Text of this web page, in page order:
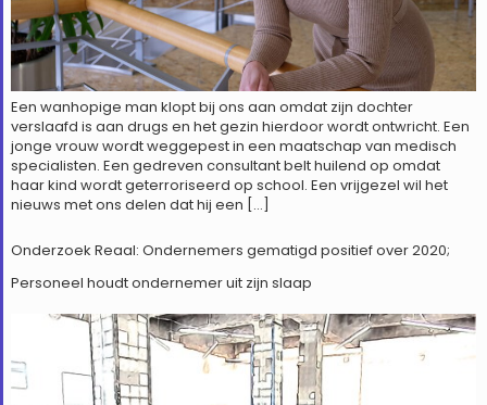
Een wanhopige man klopt bij ons aan omdat zijn dochter
verslaafd is aan drugs en het gezin hierdoor wordt ontwricht. Een
jonge vrouw wordt weggepest in een maatschap van medisch
specialisten. Een gedreven consultant belt huilend op omdat
haar kind wordt geterroriseerd op school. Een vrijgezel wil het
nieuws met ons delen dat hij een […]
Onderzoek Reaal: Ondernemers gematigd positief over 2020;
Personeel houdt ondernemer uit zijn slaap